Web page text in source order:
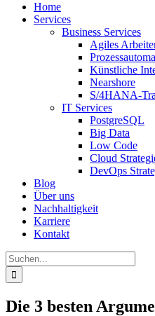
Home
Services
Business Services
Agiles
Künstliche
Nearshore
S/4HANA-
IT Services
PostgreSQL
Big Data
Low Code
Cloud
DevOps
Blog
Über uns
Nachhaltigkeit
Karriere
Kontakt
Suche
nach:
Die 3 besten